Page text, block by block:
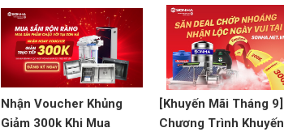
Nhận Voucher Khủng
Giảm 300k Khi Mua
[Khuyến Mãi Tháng 9]
Chương Trình Khuyến